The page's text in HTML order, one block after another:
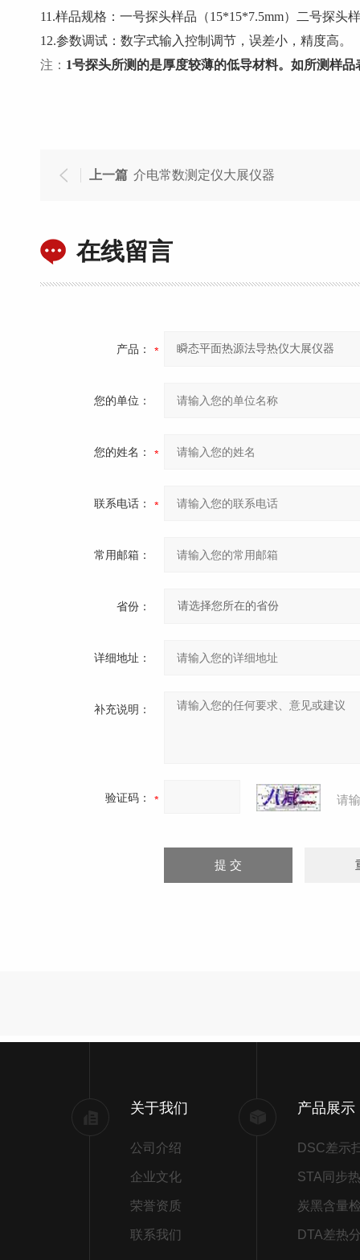
11.样品规格：一号探头样品（15*15*7.5mm）二号探头
12.参数调试：数字式输入控制调节，误差小，精度高。
注： 1号探头所测的是厚度较薄的低导材料。如所测样
上一篇 介电常数测定仪大展仪器
在线留言
产品：
您的单位：
您的姓名：
联系电话：
常用邮箱：
省份：
详细地址：
补充说明：
验证码： 请
关于我们
公司介绍
企业文化
荣誉资质
联系我们
产品展示
炭黑含量
DTA差热